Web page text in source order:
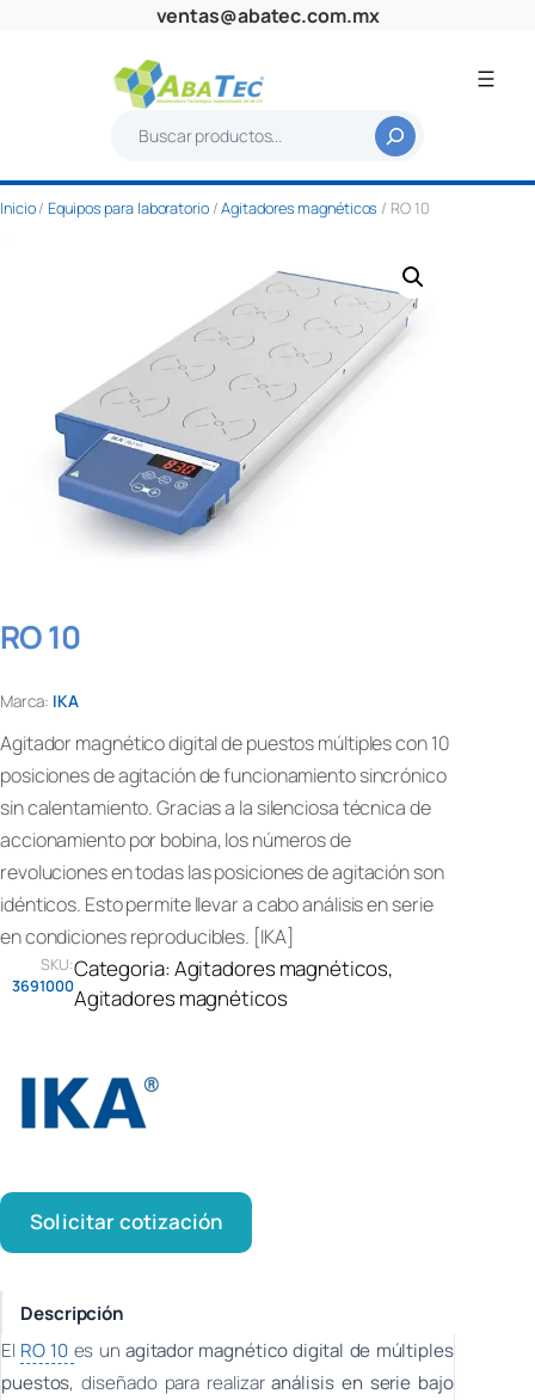
ventas@abatec.com.mx
s
c
Inicio/Equipos para laboratorio/Agitadores magnéticos / RO 10
RO 10
Marca: IKA
Agitador magnético digital de puestos múltiples con 10
posiciones de agitación de funcionamiento sincrónico
sin calentamiento. Gracias a la silenciosa técnica de
accionamiento por bobina, los números de
revoluciones en todas las posiciones de agitación son
idénticos. Esto permite llevar a cabo análisis en serie
en condiciones reproducibles. [IKA]
SKU:
3691000
Categoria:Agitadores magnéticos
Agitadores magnéticos
Solicitar cotización
Descripción
El RO 10 es un agitador magnético digital de múltiples
puestos, diseñado para realizaranálisis en serie bajo